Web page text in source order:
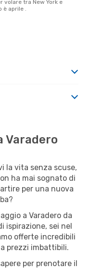
volare tra New York e
è aprile .
Varadero
la vita senza scuse,
ha mai sognato di
per una nuova
a Varadero da
ispirazione, sei nel
offerte incredibili
a prezzi imbattibili.
per prenotare il